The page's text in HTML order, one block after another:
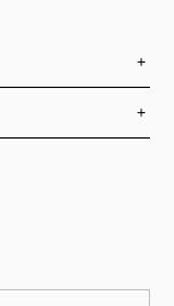
+
+